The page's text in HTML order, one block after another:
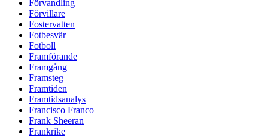
Förvandling
Förvillare
Fostervatten
Fotbesvär
Fotboll
Framförande
Framgång
Framsteg
Framtiden
Framtidsanalys
Francisco Franco
Frank Sheeran
Frankrike